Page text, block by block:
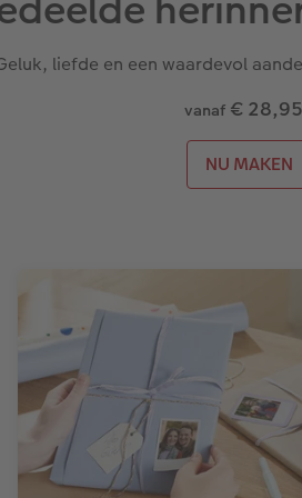
liefde en een waardevol
vanaf€ 28,95
NU MAKEN